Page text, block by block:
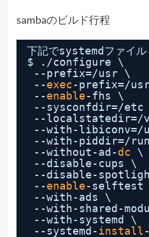
sambaのビルド行程
下記でsystemdファイル
$ . /configure
\
--prefix=/usr \
--exec-prefix=/
--enable-fhs \
--sysconfdir=/etc
--localstatedir=/
--with-libiconv=/
--with-piddir=/
--without-ad-dc
\
--disable-cups \
--disable-
--enable-selftest
--with-ads \
--with-shared-
--with-systemd \
--systemd-install